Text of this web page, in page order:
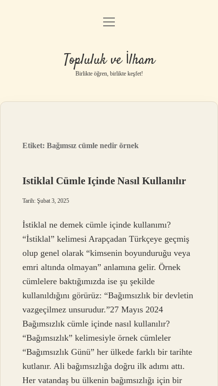
Anasayfa
Gizlilik Politikası
Yasal Uyarı
menüyü
Topluluk ve İlham
Birlikte öğren, birlikte keşfet!
Etiket:Bağımsız cümle nedir örnek
Istiklal Cümle Içinde Nasıl Kullanılır
Tarih: Şubat 3, 2025
İstiklal ne demek cümle içinde kullanımı?
“İstiklal” kelimesi Arapçadan Türkçeye geçmiş
olup genel olarak “kimsenin boyunduruğu veya
emri altında olmayan” anlamına gelir. Örnek
cümlelere baktığımızda ise şu şekilde
kullanıldığını görürüz: “Bağımsızlık bir devletin
vazgeçilmez unsurudur.”27 Mayıs 2024
Bağımsızlık cümle içinde nasıl kullanılır?
“Bağımsızlık” kelimesiyle örnek cümleler
“Bağımsızlık Günü” her ülkede farklı bir tarihte
kutlanır. Ali bağımsızlığa doğru ilk adımı attı.
Her vatandaş bu ülkenin bağımsızlığı için bir